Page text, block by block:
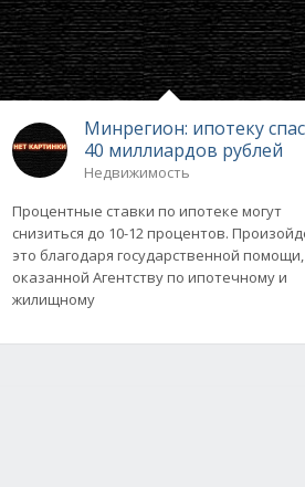
Минрегион: ипотеку
40 миллиардов рублей
Недвижимость
Процентные ставки по ипотеке могут
снизиться до 10-12 процентов.
это благодаря государственной помощи,
оказанной Агентству по ипотечному и
жилищному